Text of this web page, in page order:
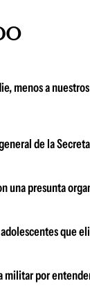
menos a
de la
una presunta
que
militar por